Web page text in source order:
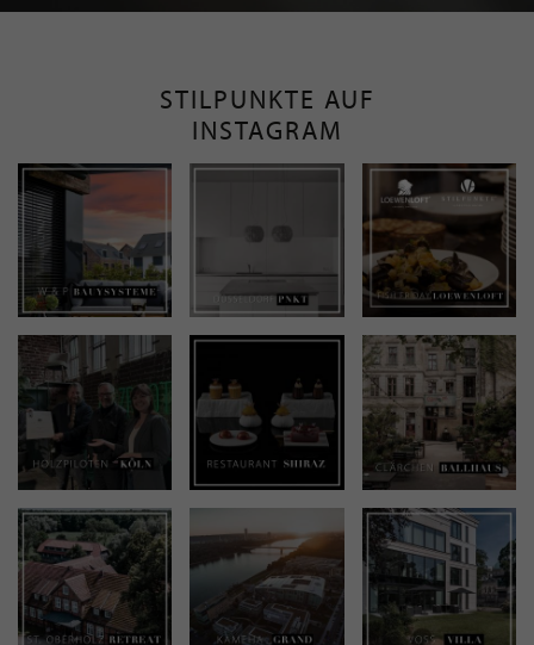
STILPUNKTE AUF
INSTAGRAM